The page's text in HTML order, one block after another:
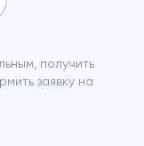
получить
заявку на